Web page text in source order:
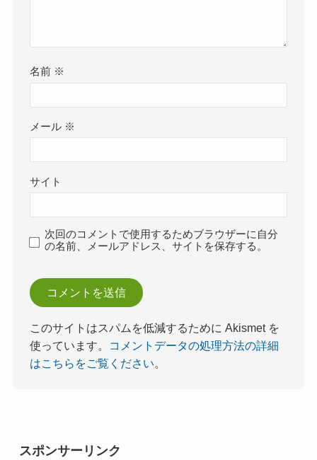
名前 ※
メール ※
サイト
次回のコメントで使用するためブラウザーに自分
の名前、メールアドレス、サイトを保存する。
このサイトはスパムを低減するために Akismet を
使っています。
コメントデータの処理方法の詳細
はこちらをご覧ください
スポンサーリンク